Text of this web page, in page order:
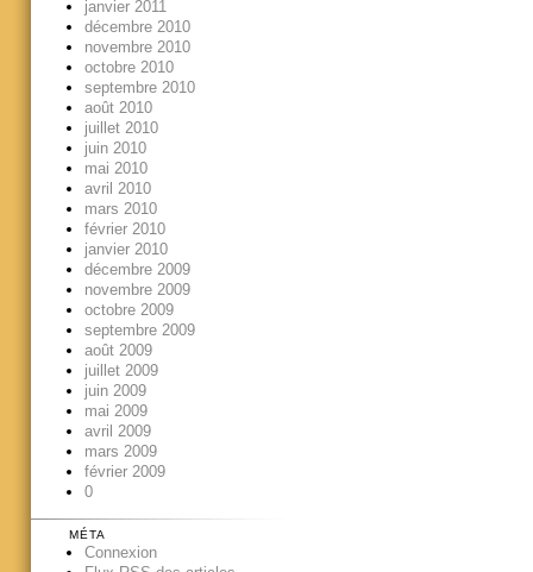
janvier 2011
décembre 2010
novembre 2010
octobre 2010
septembre 2010
août 2010
juillet 2010
juin 2010
mai 2010
avril 2010
mars 2010
février 2010
janvier 2010
décembre 2009
novembre 2009
octobre 2009
septembre 2009
août 2009
juillet 2009
juin 2009
mai 2009
avril 2009
mars 2009
février 2009
0
MÉTA
Connexion